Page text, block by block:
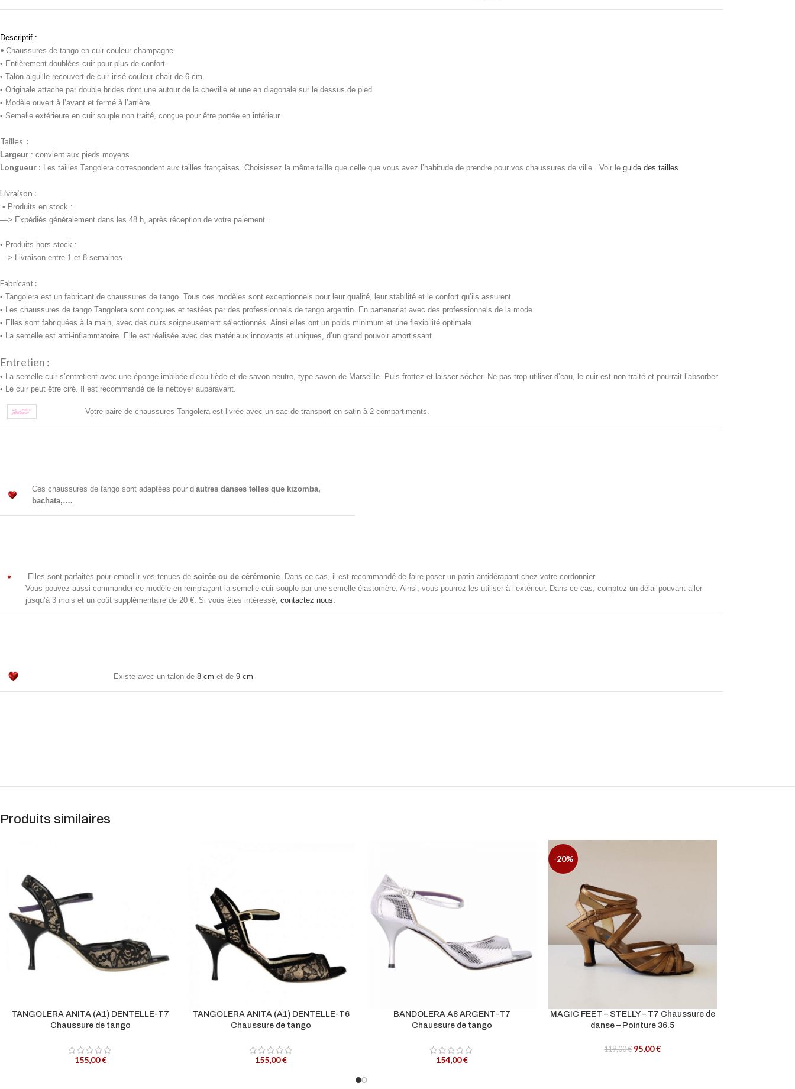
Descriptif :
• Chaussures de tango en cuir couleur champagne
• Entièrement doublées cuir pour plus de confort.
• Talon aiguille recouvert de cuir irisé couleur chair de 6 cm.
• Originale attache par double brides dont une autour de la cheville et une en diagonale sur le dessus de pied.
• Modèle ouvert à l’avant et fermé à l’arrière.
• Semelle extérieure en cuir souple non traité, conçue pour être portée en intérieur.
Tailles :
Largeur : convient aux pieds moyens
Longueur : Les tailles Tangolera correspondent aux tailles françaises. Choisissez la même taille que celle que vous avez l’habitude de prendre pour vos chaussures de ville. Voir le guide des tailles
Livraison :
• Produits en stock :
—> Expédiés généralement dans les 48 h, après réception de votre paiement.
• Produits hors stock :
—> Livraison entre 1 et 8 semaines.
Fabricant :
• Tangolera est un fabricant de chaussures de tango. Tous ces modèles sont exceptionnels pour leur qualité, leur stabilité et le confort qu’ils assurent.
• Les chaussures de tango Tangolera sont conçues et testées par des professionnels de tango argentin. En partenariat avec des professionnels de la mode.
• Elles sont fabriquées à la main, avec des cuirs soigneusement sélectionnés. Ainsi elles ont un poids minimum et une flexibilité optimale.
• La semelle est anti-inflammatoire. Elle est réalisée avec des matériaux innovants et uniques, d’un grand pouvoir amortissant.
Entretien :
• La semelle cuir s’entretient avec une éponge imbibée d’eau tiède et de savon neutre, type savon de Marseille. Puis frottez et laisser sécher. Ne pas trop utiliser d’eau, le cuir est non traité et pourrait l’absorber.
• Le cuir peut être ciré. Il est recommandé de le nettoyer auparavant.
Votre paire de chaussures Tangolera est livrée avec un sac de transport en satin à 2 compartiments.
Ces chaussures de tango sont adaptées pour d’autres danses telles que kizomba,
bachata,….
Elles sont parfaites pour embellir vos tenues de soirée ou de cérémonie . Dans ce cas, il est recommandé de faire poser un patin antidérapant chez votre cordonnier.
Vous pouvez aussi commander ce modèle en remplaçant la semelle cuir souple par une semelle élastomère. Ainsi, vous pourrez les utiliser à l’extérieur. Dans ce cas, comptez un délai pouvant aller
jusqu’à 3 mois et un coût supplémentaire de 20 €. Si vous êtes intéressé, contactez nous.
Existe avec un talon de 8 cm et de 9 cm
Produits similaires
TANGOLERA ANITA (A1) DENTELLE-T7
Chaussure de tango
155,00€
TANGOLERA ANITA (A1) DENTELLE-T6
Chaussure de tango
155,00€
BANDOLERA A8 ARGENT-T7
Chaussure de tango
154,00€
-20%
MAGIC FEET – STELLY – T7 Chaussure de
danse – Pointure 36.5
119,00€ 95,00€